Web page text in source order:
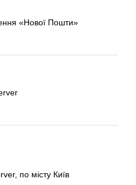
«Нової Пошти»
по місту Київ